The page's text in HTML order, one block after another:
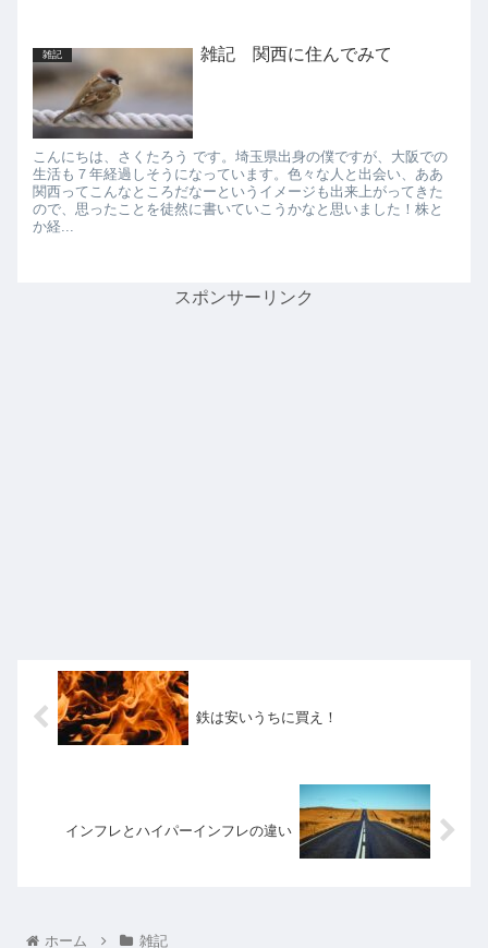
雑記 雑記 関西に住んでみて
こんにちは、さくたろう です。埼玉県出身の僕ですが、大阪での
生活も７年経過しそうになっています。色々な人と出会い、ああ
関西ってこんなところだなーというイメージも出来上がってきた
ので、思ったことを徒然に書いていこうかなと思いました！株と
か経...
スポンサーリンク
鉄は安いうちに買え！
インフレとハイパーインフレの違い
ホーム 雑記